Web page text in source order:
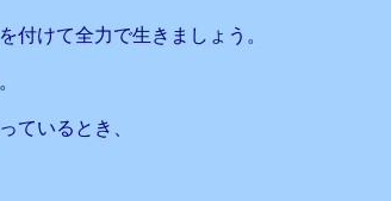
付けて全力で生きましょう。
ているとき、